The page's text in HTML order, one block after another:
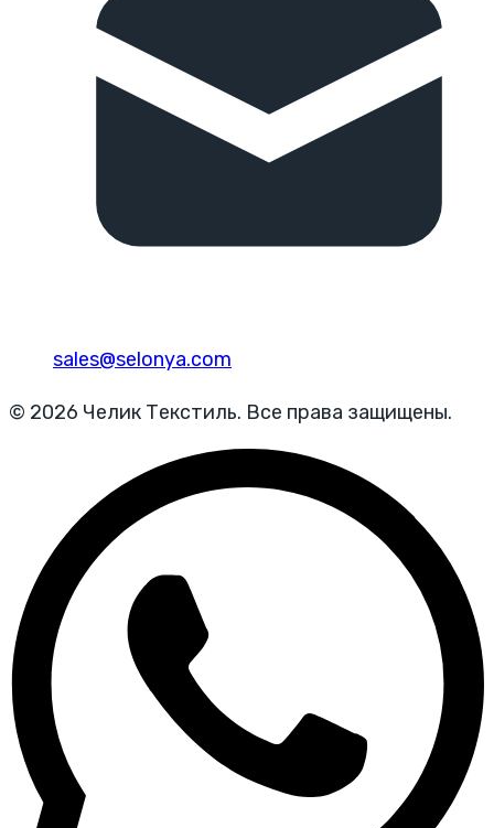
sales@selonya.com
© 2026 Челик Текстиль. Все права защищены.